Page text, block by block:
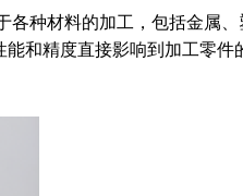
各种材料的加工，包括金属、
和精度直接影响到加工零件